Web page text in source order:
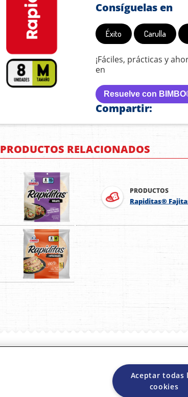
Consíguelas en
Éxito Carulla
¡Fáciles, prácticas y
en
Resuelve con
Compartir:
PRODUCTOS RELACIONADOS
PRODUCTOS
Rapiditas®
Aceptar todas
cookies